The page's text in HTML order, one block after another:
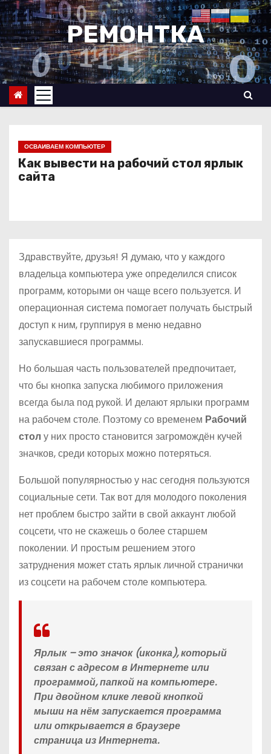
П
е
р
е
й
и
РЕМОНТКА
ОСВАИВАЕМ КОМПЬЮТЕР
Как вывести на рабочий стол ярлык
сайта
Здравствуйте, друзья! Я думаю, что у каждого
владельца компьютера уже определился список
программ, которыми он чаще всего пользуется. И
операционная система помогает получать быстрый
доступ к ним, группируя в меню недавно
запускавшиеся программы.
Но большая часть пользователей предпочитает,
что бы кнопка запуска любимого приложения
всегда была под рукой. И делают ярлыки программ
на рабочем столе. Поэтому со временем Рабочий
стол у них просто становится загромождён кучей
значков, среди которых можно потеряться.
Большой популярностью у нас сегодня пользуются
социальные сети. Так вот для молодого поколения
нет проблем быстро зайти в свой аккаунт любой
соцсети, что не скажешь о более старшем
поколении. И простым решением этого
затруднения может стать ярлык личной странички
из соцсети на рабочем столе компьютера.
Ярлык – это значок (иконка), который
связан с адресом в Интернете или
программой, папкой на компьютере.
При двойном клике левой кнопкой
мыши на нём запускается программа
или открывается в браузере
страница из Интернета.